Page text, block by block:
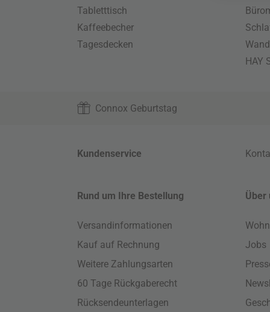
Tabletttisch
Kaffeebecher
Tagesdecken
HAY
Connox Geburtstag
Kundenservice
Rund um Ihre Bestellung
Versandinformationen
Kauf auf Rechnung
Weitere Zahlungsarten
60 Tage Rückgaberecht
Rücksendeunterlagen
Über
Jobs